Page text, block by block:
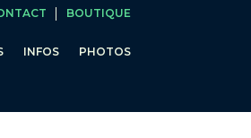
BOUTIQUE
INFOS PHOTOS